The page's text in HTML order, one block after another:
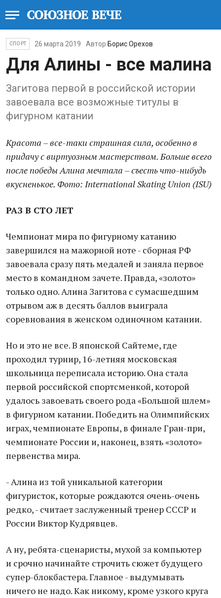
СПОРТ 26 марта 2019 Автор Борис Орехов
Для Алины - все малина
Загитова первой в российской истории
завоевала все возможные титулы в
фигурном катании
Красота – все-таки страшная сила, особенно в
придачу с виртуозным мастерством. Больше всего
после победы Алина мечтала – съесть что-нибудь
вкусненькое. Фото: International Skating Union (ISU)
РАЗ В СТО ЛЕТ
Чемпионат мира по фигурному катанию
завершился на мажорной ноте - сборная РФ
завоевала сразу пять медалей и заняла первое
место в командном зачете. Правда, «золото»
только одно. Алина Загитова с сумасшедшим
отрывом аж в десять баллов выиграла
соревнования в женском одиночном катании.
Но и это не все. В японской Сайтеме, где
проходил турнир, 16-летняя московская
школьница переписала историю. Она стала
первой российской спортсменкой, которой
удалось завоевать своего рода «Большой шлем»
в фигурном катании. Победить на Олимпийских
играх, чемпионате Европы, в финале Гран-при,
чемпионате России и, наконец, взять «золото»
первенства мира.
- Алина из той уникальной категории
фигуристок, которые рождаются очень-очень
редко, - считает заслуженный тренер СССР и
России Виктор Кудрявцев.
А ну, ребята-сценаристы, мухой за компьютер
и срочно начинайте строчить сюжет будущего
супер-блокбастера. Главное - выдумывать
ничего не надо. Как никому, кроме узкого круга